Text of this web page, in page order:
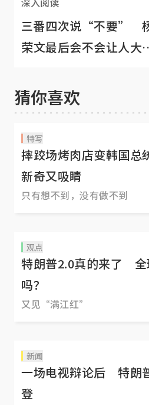
三番四次说“不要”
荣文最后会不会让人大
猜你喜欢
特写
摔跤场烤肉店变韩国总
新奇又吸睛
只有想不到，没有做不到
观点
特朗普2.0真的来了 全
吗？
又见“满江红”
新闻
一场电视辩论后 特朗
登